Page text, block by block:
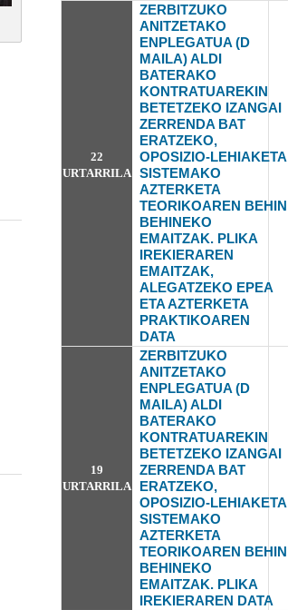
22
URTARRILA
ZERBITZUKO
ANITZETAKO
ENPLEGATUA (D
MAILA) ALDI
BATERAKO
KONTRATUAREKIN
BETETZEKO IZANGAI
ZERRENDA BAT
ERATZEKO,
OPOSIZIO-LEHIAKETA
SISTEMAKO
AZTERKETA
TEORIKOAREN BEHIN
BEHINEKO
EMAITZAK. PLIKA
IREKIERAREN
EMAITZAK,
ALEGATZEKO EPEA
ETA AZTERKETA
PRAKTIKOAREN
DATA
19
URTARRILA
ZERBITZUKO
ANITZETAKO
ENPLEGATUA (D
MAILA) ALDI
BATERAKO
KONTRATUAREKIN
BETETZEKO IZANGAI
ZERRENDA BAT
ERATZEKO,
OPOSIZIO-LEHIAKETA
SISTEMAKO
AZTERKETA
TEORIKOAREN BEHIN
BEHINEKO
EMAITZAK. PLIKA
IREKIERAREN DATA